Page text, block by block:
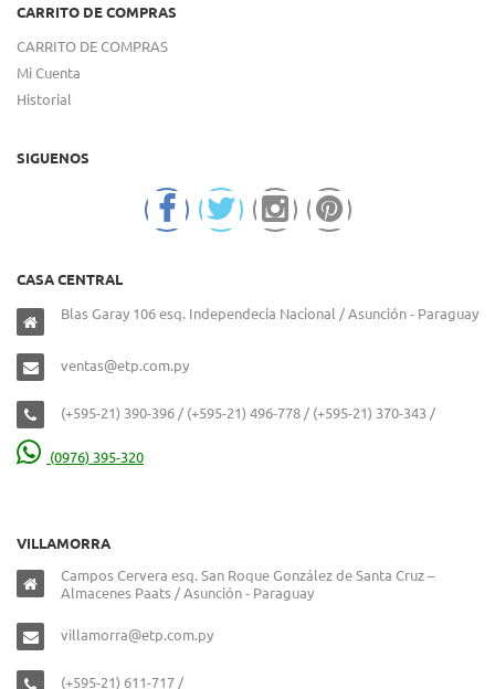
CARRITO DE COMPRAS
CARRITO DE COMPRAS
Mi Cuenta
Historial
SIGUENOS
CASA CENTRAL
Blas Garay 106 esq. Independecia Nacional / Asunción - Paraguay
ventas@etp.com.py
(+595-21) 390-396 / (+595-21) 496-778 / (+595-21) 370-343 /
(0976) 395-320
VILLAMORRA
Campos Cervera esq. San Roque González de Santa Cruz –
Almacenes Paats / Asunción - Paraguay
villamorra@etp.com.py
(+595-21) 611-717 /